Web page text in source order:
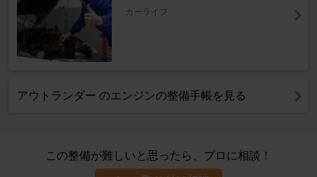
カーライフ
アウトランダー のエンジンの整備手帳を見る
この整備が難しいと思ったら、プロに相談！